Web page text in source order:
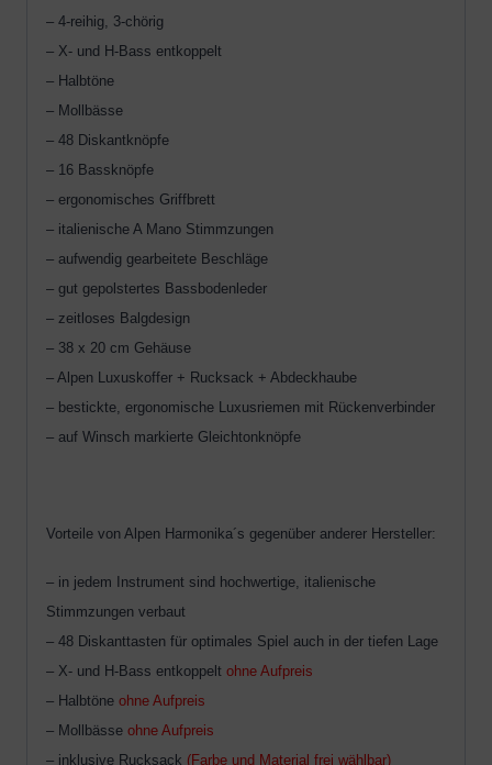
– 4-reihig, 3-chörig
– X- und H-Bass entkoppelt
– Halbtöne
– Mollbässe
– 48 Diskantknöpfe
– 16 Bassknöpfe
– ergonomisches Griffbrett
– italienische A Mano Stimmzungen
– aufwendig gearbeitete Beschläge
– gut gepolstertes Bassbodenleder
– zeitloses Balgdesign
– 38 x 20 cm Gehäuse
– Alpen Luxuskoffer + Rucksack + Abdeckhaube
– bestickte, ergonomische Luxusriemen mit Rückenverbinder
– auf Winsch markierte Gleichtonknöpfe
Vorteile von Alpen Harmonika´s gegenüber anderer Hersteller:
– in jedem Instrument sind hochwertige, italienische
Stimmzungen verbaut
– 48 Diskanttasten für optimales Spiel auch in der tiefen Lage
– X- und H-Bass entkoppelt ohne Aufpreis
– Halbtöne ohne Aufpreis
– Mollbässe ohne Aufpreis
– inklusive Rucksack (Farbe und Material frei wählbar)